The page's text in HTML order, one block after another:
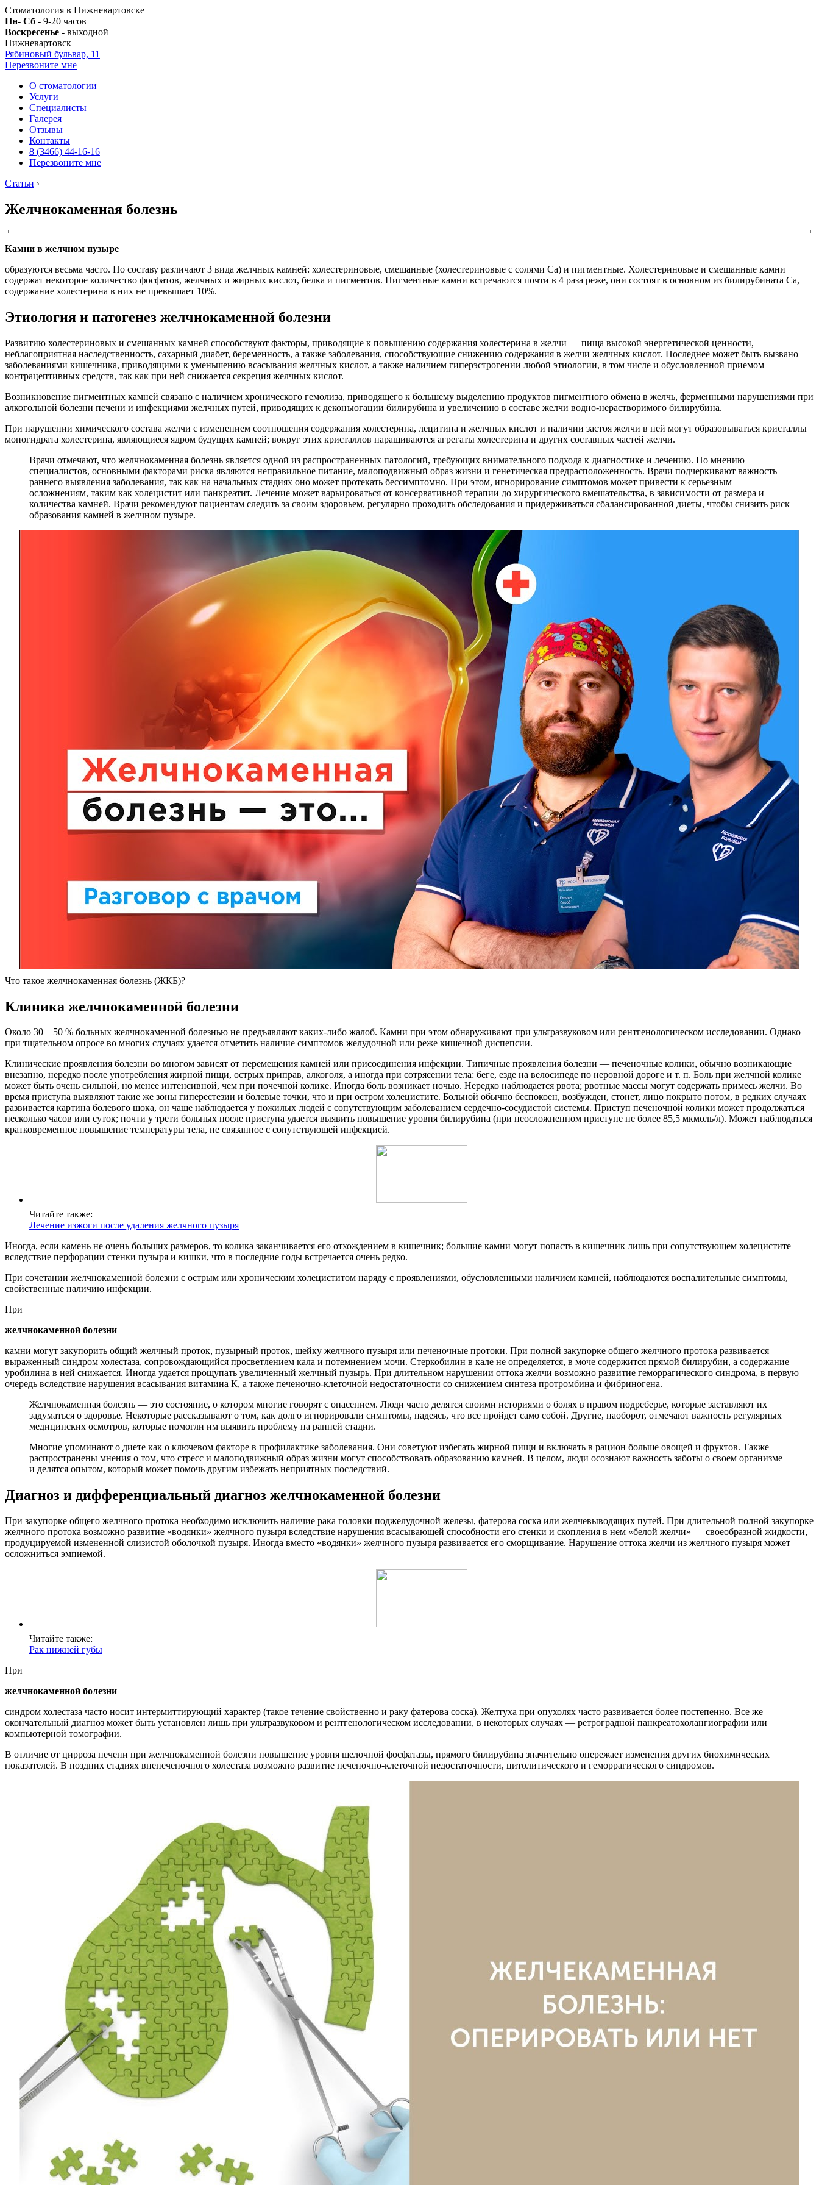
Стоматология в Нижневартовске
Пн- Сб - 9-20 часов
Воскресенье - выходной
Нижневартовск
Рябиновый бульвар, 11
Перезвоните мне
О стоматологии
Услуги
Специалисты
Галерея
Отзывы
Контакты
8 (3466) 44-16-16
Перезвоните мне
Статьи ›
Желчнокаменная болезнь
Камни в желчном пузыре
образуются весьма часто. По составу различают 3 вида желчных камней: холестериновые, смешанные (холестериновые с солями Са) и пигментные. Холестериновые и смешанные камни
содержат некоторое количество фосфатов, желчных и жирных кислот, белка и пигментов. Пигментные камни встречаются почти в 4 раза реже, они состоят в основном из билирубината Са,
содержание холестерина в них не превышает 10%.
Этиология и патогенез желчнокаменной болезни
Развитию холестериновых и смешанных камней способствуют факторы, приводящие к повышению содержания холестерина в желчи — пища высокой энергетической ценности,
неблагоприятная наследственность, сахарный диабет, беременность, а также заболевания, способствующие снижению содержания в желчи желчных кислот. Последнее может быть вызвано
заболеваниями кишечника, приводящими к уменьшению всасывания желчных кислот, а также наличием гиперэстрогении любой этиологии, в том числе и обусловленной приемом
контрацептивных средств, так как при ней снижается секреция желчных кислот.
Возникновение пигментных камней связано с наличием хронического гемолиза, приводящего к большему выделению продуктов пигментного обмена в желчь, ферменными нарушениями при
алкогольной болезни печени и инфекциями желчных путей, приводящих к деконъюгации билирубина и увеличению в составе желчи водно-нерастворимого билирубина.
При нарушении химического состава желчи с изменением соотношения содержания холестерина, лецитина и желчных кислот и наличии застоя желчи в ней могут образовываться кристаллы
моногидрата холестерина, являющиеся ядром будущих камней; вокруг этих кристаллов наращиваются агрегаты холестерина и других составных частей желчи.
Врачи отмечают, что желчнокаменная болезнь является одной из распространенных патологий, требующих внимательного подхода к диагностике и лечению. По мнению
специалистов, основными факторами риска являются неправильное питание, малоподвижный образ жизни и генетическая предрасположенность. Врачи подчеркивают важность
раннего выявления заболевания, так как на начальных стадиях оно может протекать бессимптомно. При этом, игнорирование симптомов может привести к серьезным
осложнениям, таким как холецистит или панкреатит. Лечение может варьироваться от консервативной терапии до хирургического вмешательства, в зависимости от размера и
количества камней. Врачи рекомендуют пациентам следить за своим здоровьем, регулярно проходить обследования и придерживаться сбалансированной диеты, чтобы снизить риск
образования камней в желчном пузыре.
Что такое желчнокаменная болезнь (ЖКБ)?
Клиника желчнокаменной болезни
Около 30—50 % больных желчнокаменной болезнью не предъявляют каких-либо жалоб. Камни при этом обнаруживают при ультразвуковом или рентгенологическом исследовании. Однако
при тщательном опросе во многих случаях удается отметить наличие симптомов желудочной или реже кишечной диспепсии.
Клинические проявления болезни во многом зависят от перемещения камней или присоединения инфекции. Типичные проявления болезни — печеночные колики, обычно возникающие
внезапно, нередко после употребления жирной пищи, острых приправ, алкоголя, а иногда при сотрясении тела: беге, езде на велосипеде по неровной дороге и т. п. Боль при желчной колике
может быть очень сильной, но менее интенсивной, чем при почечной колике. Иногда боль возникает ночью. Нередко наблюдается рвота; рвотные массы могут содержать примесь желчи. Во
время приступа выявляют такие же зоны гиперестезии и болевые точки, что и при остром холецистите. Больной обычно беспокоен, возбужден, стонет, лицо покрыто потом, в редких случаях
развивается картина болевого шока, он чаще наблюдается у пожилых людей с сопутствующим заболеванием сердечно-сосудистой системы. Приступ печеночной колики может продолжаться
несколько часов или суток; почти у трети больных после приступа удается выявить повышение уровня билирубина (при неосложненном приступе не более 85,5 мкмоль/л). Может наблюдаться
кратковременное повышение температуры тела, не связанное с сопутствующей инфекцией.
Читайте также:
Лечение изжоги после удаления желчного пузыря
Иногда, если камень не очень больших размеров, то колика заканчивается его отхождением в кишечник; большие камни могут попасть в кишечник лишь при сопутствующем холецистите
вследствие перфорации стенки пузыря и кишки, что в последние годы встречается очень редко.
При сочетании желчнокаменной болезни с острым или хроническим холециститом наряду с проявлениями, обусловленными наличием камней, наблюдаются воспалительные симптомы,
свойственные наличию инфекции.
При
желчнокаменной болезни
камни могут закупорить общий желчный проток, пузырный проток, шейку желчного пузыря или печеночные протоки. При полной закупорке общего желчного протока развивается
выраженный синдром холестаза, сопровождающийся просветлением кала и потемнением мочи. Стеркобилин в кале не определяется, в моче содержится прямой билирубин, а содержание
уробилина в ней снижается. Иногда удается прощупать увеличенный желчный пузырь. При длительном нарушении оттока желчи возможно развитие геморрагического синдрома, в первую
очередь вследствие нарушения всасывания витамина К, а также печеночно-клеточной недостаточности со снижением синтеза протромбина и фибриногена.
Желчнокаменная болезнь — это состояние, о котором многие говорят с опасением. Люди часто делятся своими историями о болях в правом подреберье, которые заставляют их
задуматься о здоровье. Некоторые рассказывают о том, как долго игнорировали симптомы, надеясь, что все пройдет само собой. Другие, наоборот, отмечают важность регулярных
медицинских осмотров, которые помогли им выявить проблему на ранней стадии.
Многие упоминают о диете как о ключевом факторе в профилактике заболевания. Они советуют избегать жирной пищи и включать в рацион больше овощей и фруктов. Также
распространены мнения о том, что стресс и малоподвижный образ жизни могут способствовать образованию камней. В целом, люди осознают важность заботы о своем организме
и делятся опытом, который может помочь другим избежать неприятных последствий.
Диагноз и дифференциальный диагноз желчнокаменной болезни
При закупорке общего желчного протока необходимо исключить наличие рака головки поджелудочной железы, фатерова соска или желчевыводящих путей. При длительной полной закупорке
желчного протока возможно развитие «водянки» желчного пузыря вследствие нарушения всасывающей способности его стенки и скопления в нем «белой желчи» — своеобразной жидкости,
продуцируемой измененной слизистой оболочкой пузыря. Иногда вместо «водянки» желчного пузыря развивается его сморщивание. Нарушение оттока желчи из желчного пузыря может
осложниться эмпиемой.
Читайте также:
Рак нижней губы
При
желчнокаменной болезни
синдром холестаза часто носит интермиттирующий характер (такое течение свойственно и раку фатерова соска). Желтуха при опухолях часто развивается более постепенно. Все же
окончательный диагноз может быть установлен лишь при ультразвуковом и рентгенологическом исследовании, в некоторых случаях — ретроградной панкреатохолангиографии или
компьютерной томографии.
В отличие от цирроза печени при желчнокаменной болезни повышение уровня щелочной фосфатазы, прямого билирубина значительно опережает изменения других биохимических
показателей. В поздних стадиях внепеченочного холестаза возможно развитие печеночно-клеточной недостаточности, цитолитического и геморрагического синдромов.